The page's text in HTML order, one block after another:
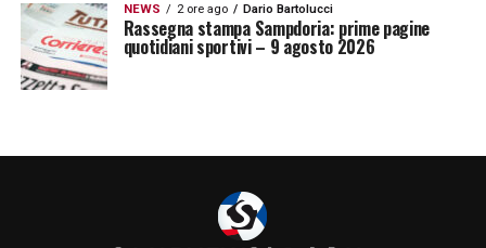
NEWS 2 ore ago Dario Bartolucci
Rassegna stampa Sampdoria: prime pagine
quotidiani sportivi – 9 agosto 2026